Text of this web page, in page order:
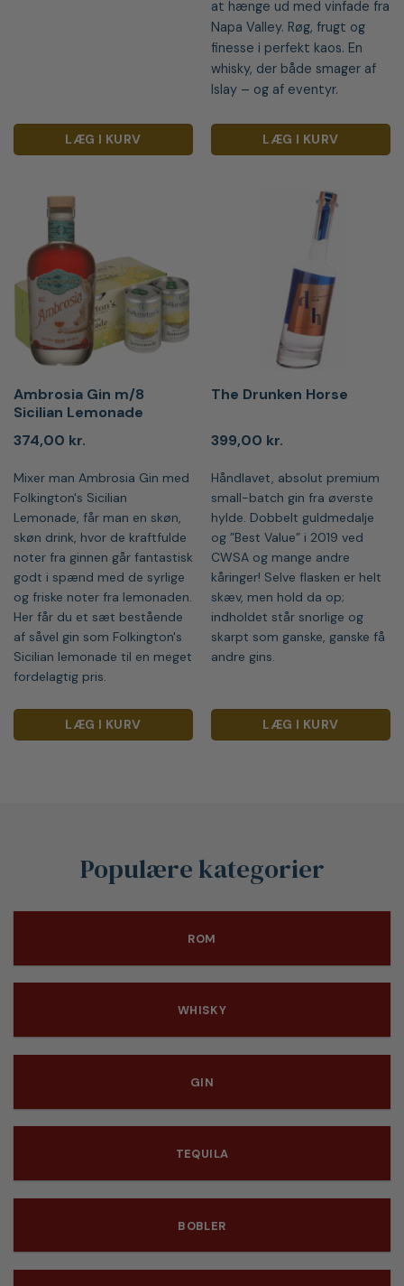
LÆG I KURV
at hænge ud med vinfade fra
Napa Valley. Røg, frugt og
finesse i perfekt kaos. En
whisky, der både smager af
Islay – og af eventyr.
LÆG I KURV
Ambrosia Gin m/8
Sicilian Lemonade
374,00 kr.
Mixer man Ambrosia Gin med
Folkington's Sicilian
Lemonade, får man en skøn,
skøn drink, hvor de kraftfulde
noter fra ginnen går fantastisk
godt i spænd med de syrlige
og friske noter fra lemonaden.
Her får du et sæt bestående
af såvel gin som Folkington's
Sicilian lemonade til en meget
fordelagtig pris.
LÆG I KURV
The Drunken Horse
399,00 kr.
Håndlavet, absolut premium
small-batch gin fra øverste
hylde. Dobbelt guldmedalje
og ”Best Value” i 2019 ved
CWSA og mange andre
kåringer! Selve flasken er helt
skæv, men hold da op;
indholdet står snorlige og
skarpt som ganske, ganske få
andre gins.
LÆG I KURV
Populære kategorier
ROM
WHISKY
GIN
TEQUILA
BOBLER